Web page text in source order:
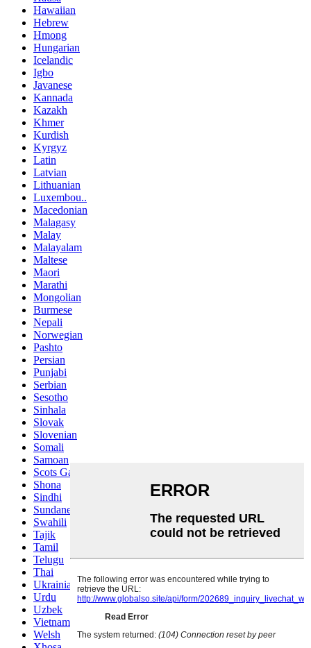
Hawaiian
Hebrew
Hmong
Hungarian
Icelandic
Igbo
Javanese
Kannada
Kazakh
Khmer
Kurdish
Kyrgyz
Latin
Latvian
Lithuanian
Luxembou..
Macedonian
Malagasy
Malay
Malayalam
Maltese
Maori
Marathi
Mongolian
Burmese
Nepali
Norwegian
Pashto
Persian
Punjabi
Serbian
Sesotho
Sinhala
Slovak
Slovenian
Somali
Samoan
Scots Gaelic
Shona
Sindhi
Sundanese
Swahili
Tajik
Tamil
Telugu
Thai
Ukrainian
Urdu
Uzbek
Vietnamese
Welsh